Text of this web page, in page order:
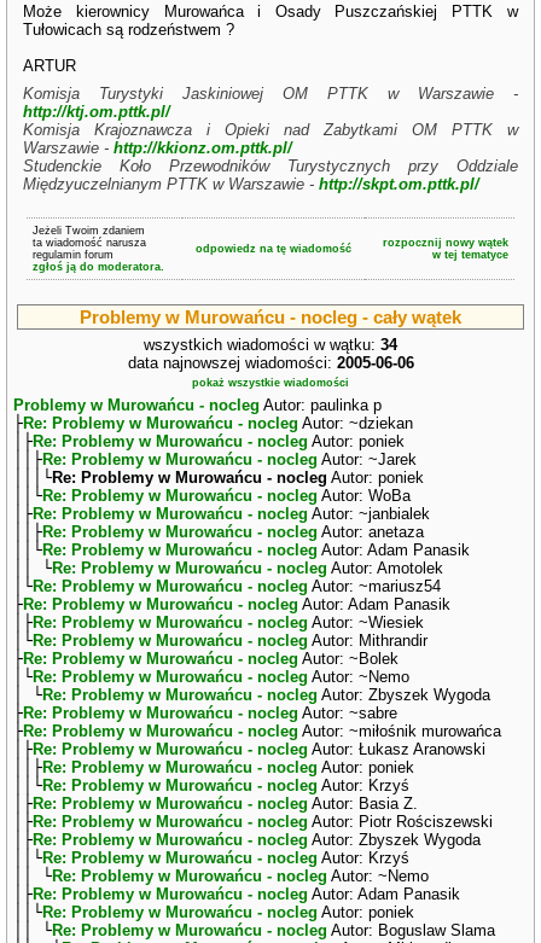
Może kierownicy Murowańca i Osady Puszczańskiej PTTK w
Tułowicach są rodzeństwem ?
ARTUR
Komisja Turystyki Jaskiniowej OM PTTK w Warszawie -
http://ktj.om.pttk.pl/
Komisja Krajoznawcza i Opieki nad Zabytkami OM PTTK w
Warszawie -http://kkionz.om.pttk.pl/
Studenckie Koło Przewodników Turystycznych przy Oddziale
Międzyuczelnianym PTTK w Warszawie -http://skpt.om.pttk.pl/
Jeżeli Twoim zdaniem
ta wiadomość narusza
regulamin forum
zgłoś ją do moderatora.
odpowiedz na tę wiadomość
rozpocznij nowy wątek
w tej tematyce
Problemy w Murowańcu - nocleg - cały wątek
wszystkich wiadomości w wątku: 34
data najnowszej wiadomości: 2005-06-06
pokaż wszystkie wiadomości
Problemy w Murowańcu - nocleg Autor: paulinka p
├Re: Problemy w Murowańcu - nocleg Autor: ~dziekan
│├Re: Problemy w Murowańcu - nocleg Autor: poniek
││├Re: Problemy w Murowańcu - nocleg Autor: ~Jarek
│││└Re: Problemy w Murowańcu - nocleg Autor: poniek
││└Re: Problemy w Murowańcu - nocleg Autor: WoBa
│├Re: Problemy w Murowańcu - nocleg Autor: ~janbialek
││├Re: Problemy w Murowańcu - nocleg Autor: anetaza
││└Re: Problemy w Murowańcu - nocleg Autor: Adam Panasik
││ └Re: Problemy w Murowańcu - nocleg Autor: Amotolek
│└Re: Problemy w Murowańcu - nocleg Autor: ~mariusz54
├Re: Problemy w Murowańcu - nocleg Autor: Adam Panasik
│├Re: Problemy w Murowańcu - nocleg Autor: ~Wiesiek
│└Re: Problemy w Murowańcu - nocleg Autor: Mithrandir
├Re: Problemy w Murowańcu - nocleg Autor: ~Bolek
│└Re: Problemy w Murowańcu - nocleg Autor: ~Nemo
│ └Re: Problemy w Murowańcu - nocleg Autor: Zbyszek Wygoda
├Re: Problemy w Murowańcu - nocleg Autor: ~sabre
├Re: Problemy w Murowańcu - nocleg Autor: ~miłośnik murowańca
│├Re: Problemy w Murowańcu - nocleg Autor: Łukasz Aranowski
││├Re: Problemy w Murowańcu - nocleg Autor: poniek
││└Re: Problemy w Murowańcu - nocleg Autor: Krzyś
│├Re: Problemy w Murowańcu - nocleg Autor: Basia Z.
│├Re: Problemy w Murowańcu - nocleg Autor: Piotr Rościszewski
│├Re: Problemy w Murowańcu - nocleg Autor: Zbyszek Wygoda
││└Re: Problemy w Murowańcu - nocleg Autor: Krzyś
││ └Re: Problemy w Murowańcu - nocleg Autor: ~Nemo
│├Re: Problemy w Murowańcu - nocleg Autor: Adam Panasik
││└Re: Problemy w Murowańcu - nocleg Autor: poniek
││ └Re: Problemy w Murowańcu - nocleg Autor: Boguslaw Slama